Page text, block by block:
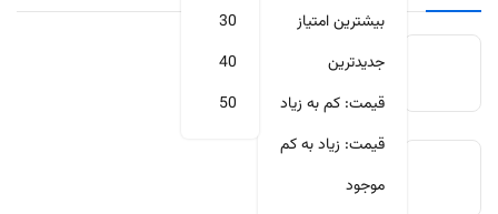
بیشترین امتیاز
جدیدترین
قیمت: کم به زیاد
قیمت: زیاد به کم
موجود
30
40
50